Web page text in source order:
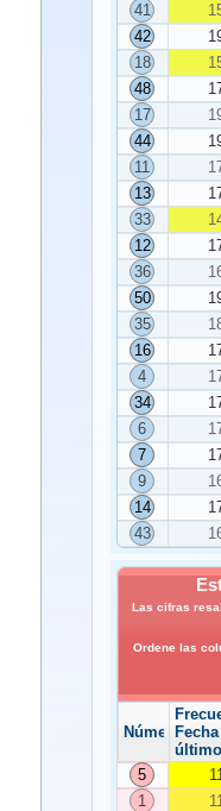
41
42
18
48
17
44
11
13
33
12
36
50
35
16
4
34
6
7
9
14
43
Las cifras
Ordene las
NúmeroFecha
5
1